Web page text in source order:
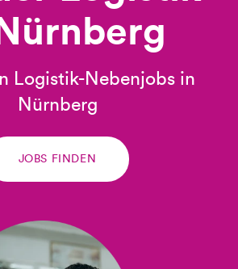
Logistik-Nebenjobs in
Nürnberg
JOBS FINDEN